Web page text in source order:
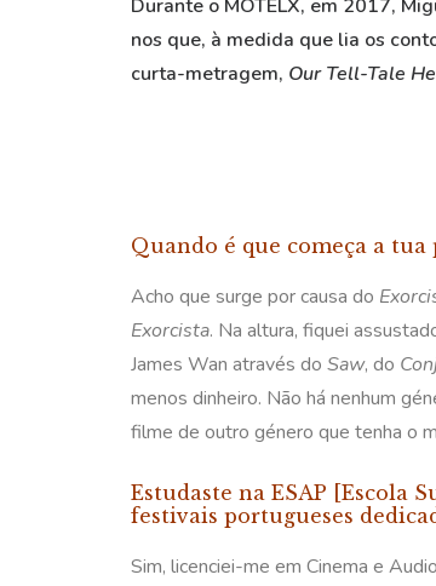
Durante o MOTELX, em 2017,
nos que, à medida que lia os
curta-metragem, Our Tell-Tale
Quando é que começa a
Acho que surge por causa do
Exorcista. Na altura, fiquei
James Wan através do Saw, do
menos dinheiro. Não há nenhum
filme de outro género que tenha o
Estudaste na ESAP [Escola
festivais portugueses
Sim, licenciei-me em Cinema e